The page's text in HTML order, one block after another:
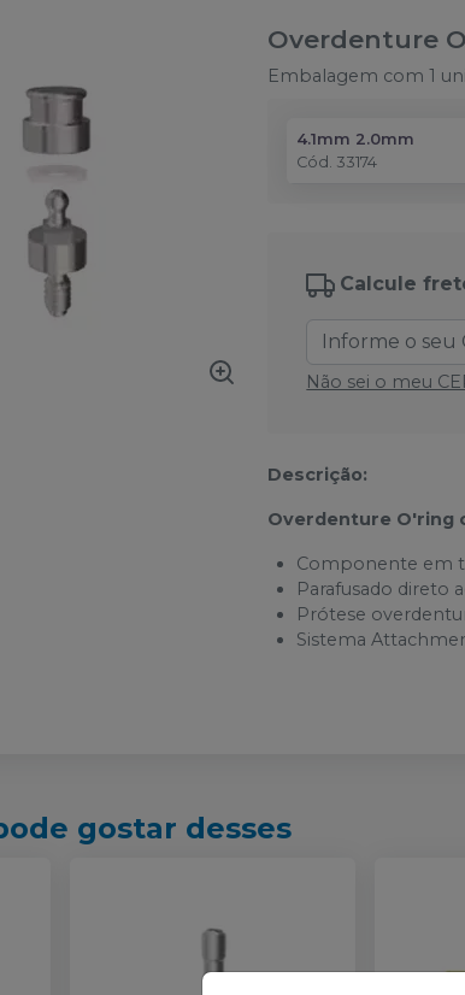
Overdenture
Embalagem com 1
4.1mm 2.0mm
Cód. 33174
Calcule
Não sei o meu
Descrição:
Overdenture O'ring
Componente em
Parafusado direto
Prótese
Sistema
gostar desses